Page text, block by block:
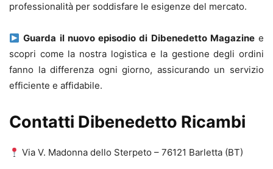
professionalità per soddisfare le esigenze del mercato.
Guarda il nuovo episodio di Dibenedetto Magazinee
scopri come la nostra logistica e la gestione degli ordini
fanno la differenza ogni giorno, assicurando un servizio
efficiente e affidabile.
Contatti Dibenedetto Ricambi
Via V. Madonna dello Sterpeto – 76121 Barletta (BT)